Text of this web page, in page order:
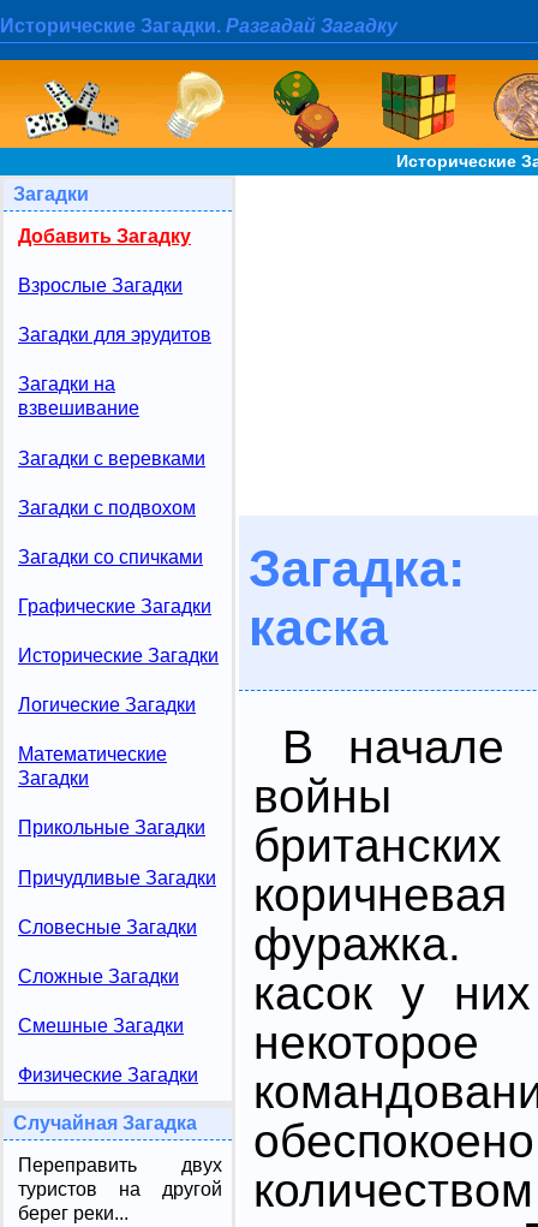
Исторические Загадки. Разгадай Загадку
Исторические
Загадки
Добавить Загадку
Взрослые Загадки
Загадки для эрудитов
Загадки на
взвешивание
Загадки с веревками
Загадки с подвохом
Загадки со спичками
Графические Загадки
Исторические Загадки
Логические Загадки
Математические
Загадки
Прикольные Загадки
Причудливые Загадки
Словесные Загадки
Сложные Загадки
Смешные Загадки
Физические Загадки
Случайная Загадка
Переправить двух
туристов на другой
берег реки...
Загадка:
каска
В начале
войны
фуражка.
касок у